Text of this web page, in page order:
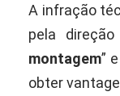
A infração
pela
montagem”
obter